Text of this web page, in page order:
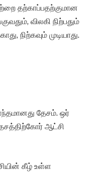
தற்காப்பதற்குமான
விலகி நிற்பதும்
நிற்கவும் முடியாது.
தேசம். ஒர்
ஆட்சி
கீழ் உள்ள